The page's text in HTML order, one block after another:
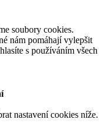
soubory cookies.
nám pomáhají vylepšit
s používáním všech
nastavení cookies níže.